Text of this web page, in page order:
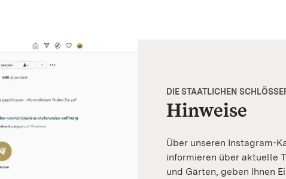
DIE STAATLICHEN
Hinweise
Über unseren Instagram-
informieren über aktuelle
und Gärten, geben Ihnen